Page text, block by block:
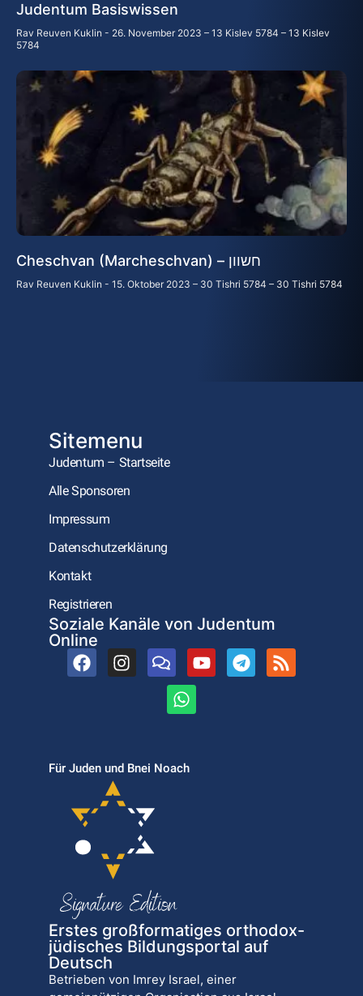
Judentum Basiswissen
Rav Reuven Kuklin
26. November 2023 – 13 Kislev 5784 – 13 Kislev
5784
Cheschvan (Marcheschvan) – חשוון
Rav Reuven Kuklin 15. Oktober 2023 – 30 Tishri 5784 – 30 Tishri 5784
Sitemenu
Judentum – Startseite
Alle Sponsoren
Impressum
Datenschutzerklärung
Kontakt
Registrieren
Soziale Kanäle von Judentum
Online
Für Juden und Bnei Noach
Erstes großformatiges orthodox-
jüdisches Bildungsportal auf
Deutsch
Betrieben von Imrey Israel, einer